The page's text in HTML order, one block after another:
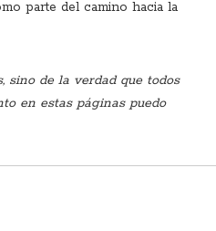
parte del camino hacia la
sino de la verdad que todos
en estas páginas puedo